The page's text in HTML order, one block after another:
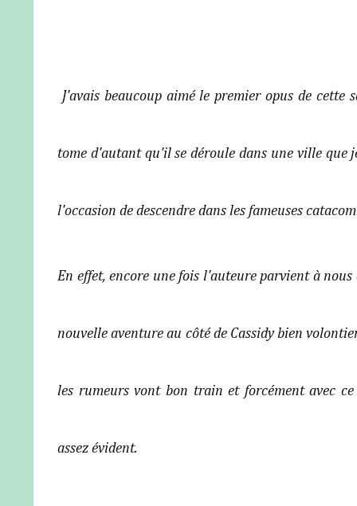
J'avais beaucoup aimé le premier opus de cette
tome d'autant qu'il se déroule dans une ville que
l'occasion de descendre dans les fameuses
En effet, encore une fois l'auteure parvient à
nouvelle aventure au côté de Cassidy bien
les rumeurs vont bon train et forcément avec
assez évident.